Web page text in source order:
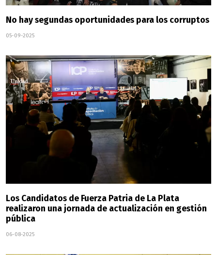
No hay segundas oportunidades para los corruptos
05-09-2025
Los Candidatos de Fuerza Patria de La Plata
realizaron una jornada de actualización en gestión
pública
06-08-2025